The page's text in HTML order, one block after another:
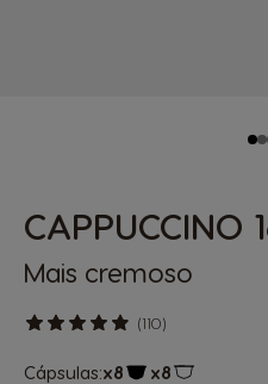
CAPPUCCINO
Mais cremoso
(110)
Cápsulas:x8 x8